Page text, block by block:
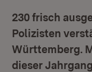
230 frisch
Polizisten
Württemberg.
dieser